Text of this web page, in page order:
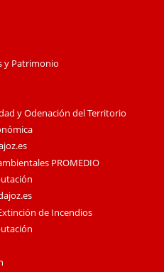
y Patrimonio
y Odenación del Territorio
PROMEDIO
de Incendios